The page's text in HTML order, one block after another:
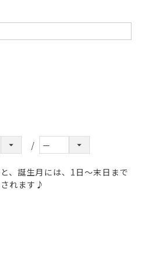
、誕生月には、1日～末日まで
れます♪